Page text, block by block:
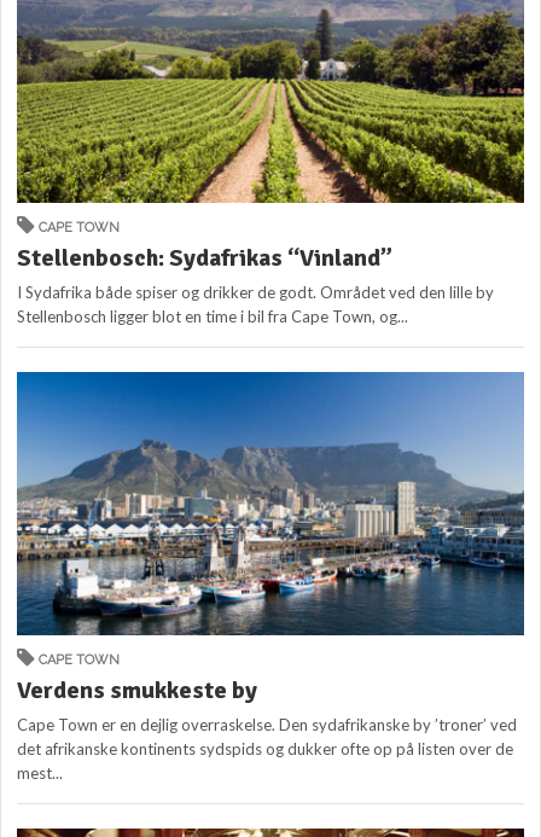
CAPE TOWN
Stellenbosch: Sydafrikas “Vinland”
I Sydafrika både spiser og drikker de godt. Området ved den lille by
Stellenbosch ligger blot en time i bil fra Cape Town, og...
CAPE TOWN
Verdens smukkeste by
Cape Town er en dejlig overraskelse. Den sydafrikanske by ’troner’ ved
det afrikanske kontinents sydspids og dukker ofte op på listen over de
mest...